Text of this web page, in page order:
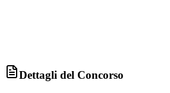
Dettagli del Concorso